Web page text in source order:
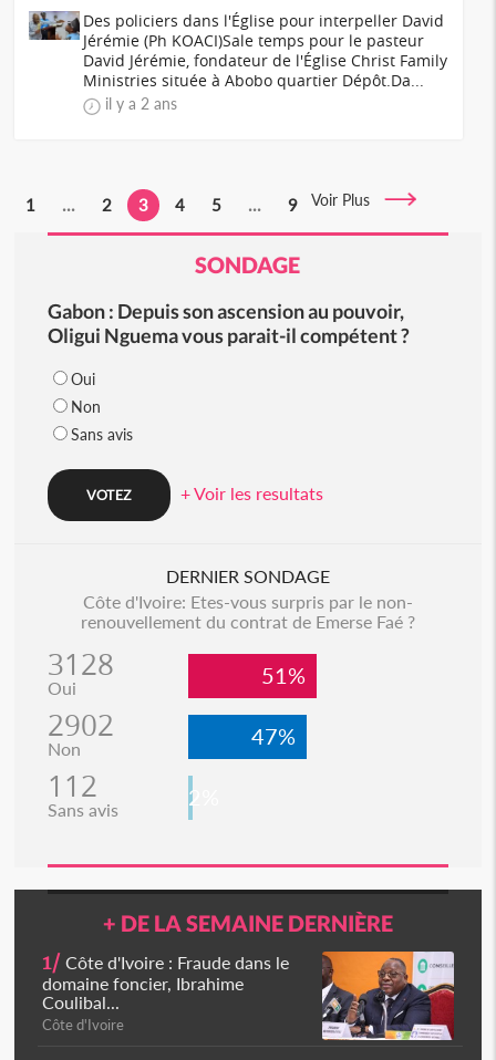
Des policiers dans l'Église pour interpeller David
Jérémie (Ph KOACI)Sale temps pour le pasteur
David Jérémie, fondateur de l'Église Christ Family
Ministries située à Abobo quartier Dépôt.Da...
il y a 2 ans
1 ... 2 3 4 5 ... 9 Voir Plus
SONDAGE
Gabon : Depuis son ascension au pouvoir,
Oligui Nguema vous parait-il compétent ?
Oui
Non
Sans avis
+ Voir les resultats
DERNIER SONDAGE
Côte d'Ivoire: Etes-vous surpris par le non-
renouvellement du contrat de Emerse Faé ?
3128
Oui 51%
2902
Non 47%
112
Sans avis 2%
+ DE LA SEMAINE DERNIÈRE
1/ Côte d'Ivoire : Fraude dans le
domaine foncier, Ibrahime
Coulibal...
Côte d'Ivoire